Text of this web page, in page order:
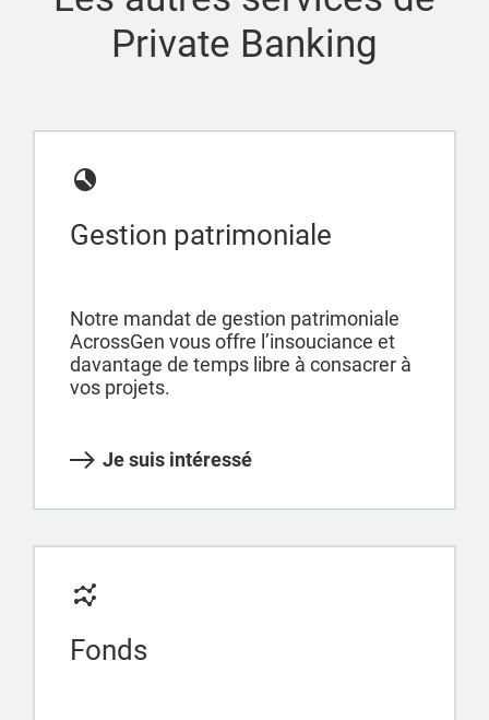
Private Banking
Gestion patrimoniale
Notre mandat de gestion patrimoniale
AcrossGen vous offre l’insouciance et
davantage de temps libre à consacrer à
vos projets.
Je suis intéressé
Fonds